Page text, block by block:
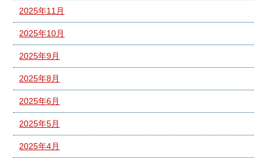
2025年11月
2025年10月
2025年9月
2025年8月
2025年6月
2025年5月
2025年4月